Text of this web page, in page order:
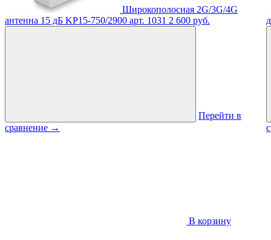
Широкополосная 2G/3G/4G
антенна 15 дБ KP15-750/2900 арт. 1031 2 600 руб.
Перейти в
сравнение →
В корзину